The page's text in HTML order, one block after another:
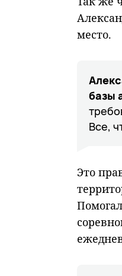
место.
базы
Все,
Это